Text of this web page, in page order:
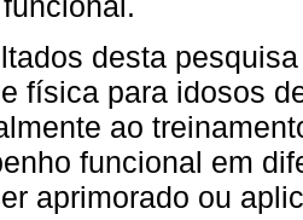
desta
física para idosos
ao
funcional em
aprimorado ou